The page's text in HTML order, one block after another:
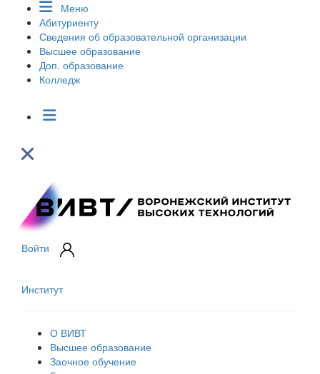
Меню
Абитуриенту
Сведения об образовательной организации
Высшее образование
Доп. образование
Колледж
Войти
Институт
О ВИВТ
Высшее образование
Заочное обучение